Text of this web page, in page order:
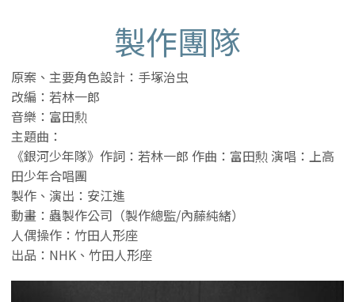
製作團隊
原案、主要角色設計：手塚治虫
改編：若林一郎
音樂：富田勲
主題曲：
《銀河少年隊》作詞：若林一郎 作曲：富田勲 演唱：上高
田少年合唱團
製作、演出：安江進
動畫：蟲製作公司（製作總監/內藤純緒）
人偶操作：竹田人形座
出品：NHK、竹田人形座